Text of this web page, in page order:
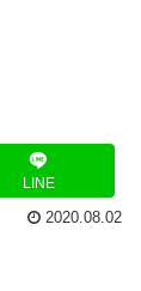
LINE
2020.08.02